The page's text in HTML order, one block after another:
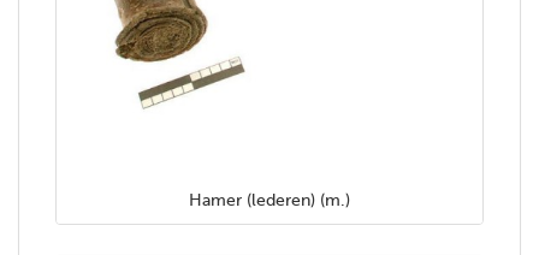
Hamer (lederen) (m.)